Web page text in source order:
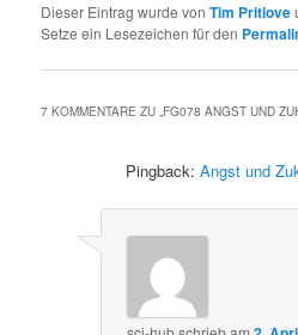
Dieser Eintrag wurde vonTim Pritlove
Setze ein Lesezeichen für den
7 KOMMENTARE ZU „FG078 ANGST UND
Pingback:Angst und